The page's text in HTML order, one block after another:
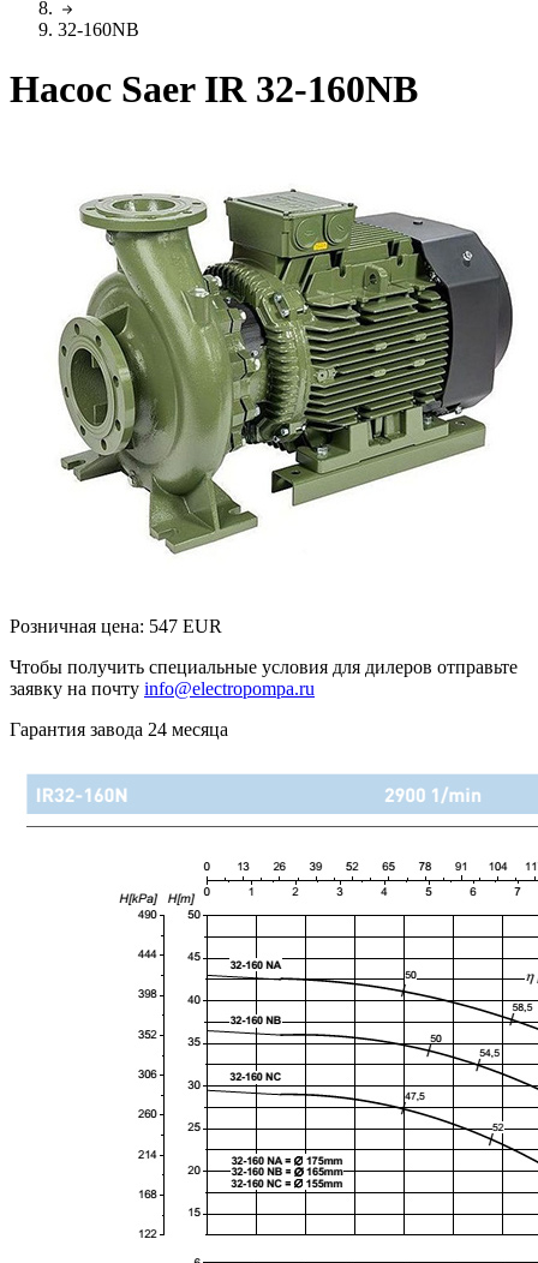
32-160NB
Насос Saer IR 32-160NB
Розничная цена: 547 EUR
Чтобы получить специальные условия для дилеров отправьте
заявку на почту info@electropompa.ru
Гарантия завода 24 месяца